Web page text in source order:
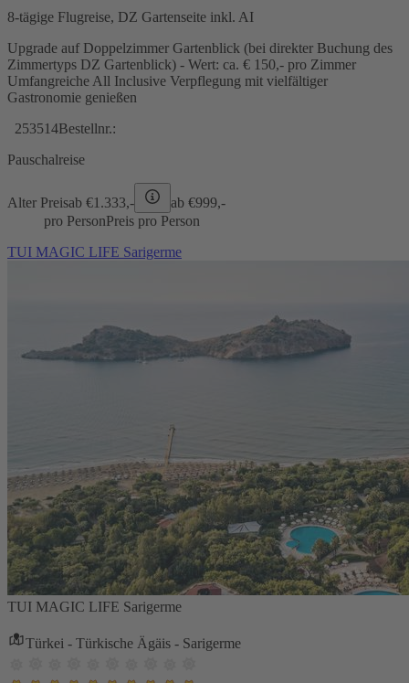
8-tägige Flugreise, DZ Gartenseite inkl. AI
Upgrade auf Doppelzimmer Gartenblick (bei direkter Buchung des
Zimmertyps DZ Gartenblick) - Wert: ca. € 150,- pro Zimmer
Umfangreiche All Inclusive Verpflegung mit vielfältiger
Gastronomie genießen
253514Bestellnr.:
Pauschalreise
Alter Preisab €1.333,- ab €999,-
pro PersonPreis pro Person
TUI MAGIC LIFE Sarigerme
TUI MAGIC LIFE Sarigerme
Türkei - Türkische Ägäis - Sarigerme